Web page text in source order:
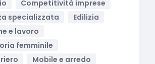
Competitività imprese
specializzata
Edilizia
e lavoro
femminile
Mobile e arredo